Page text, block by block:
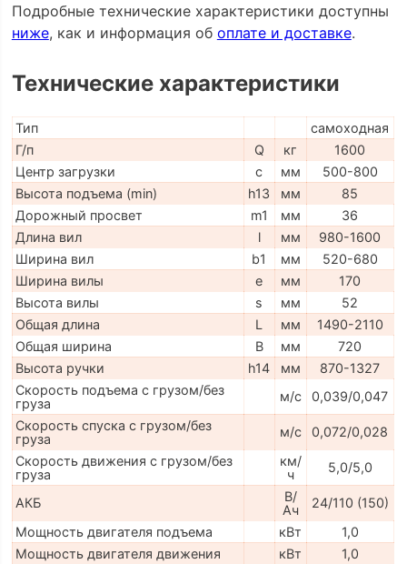
Подробные технические характеристики доступны
ниже, как и информация об оплате и доставке.
Технические характеристики
Тип
самоходная
Г/п
Q кг
1600
Центр загрузки
c мм
500-800
Высота подъема (min)
h13 мм
85
Дорожный просвет
m1 мм
36
Длина вил
l мм
980-1600
Ширина вил
b1 мм
520-680
Ширина вилы
e мм
170
Высота вилы
s мм
52
Общая длина
L мм
1490-2110
Общая ширина
B мм
720
Высота ручки
h14 мм
870-1327
Скорость подъема с грузом/без
груза
м/с
0,039/0,047
Скорость спуска с грузом/без
груза
м/с
0,072/0,028
Скорость движения с грузом/без
груза
км/
ч
5,0/5,0
АКБ
В/
Ач
24/110 (150)
Мощность двигателя подъема
кВт
1,0
Мощность двигателя движения
кВт
1,0